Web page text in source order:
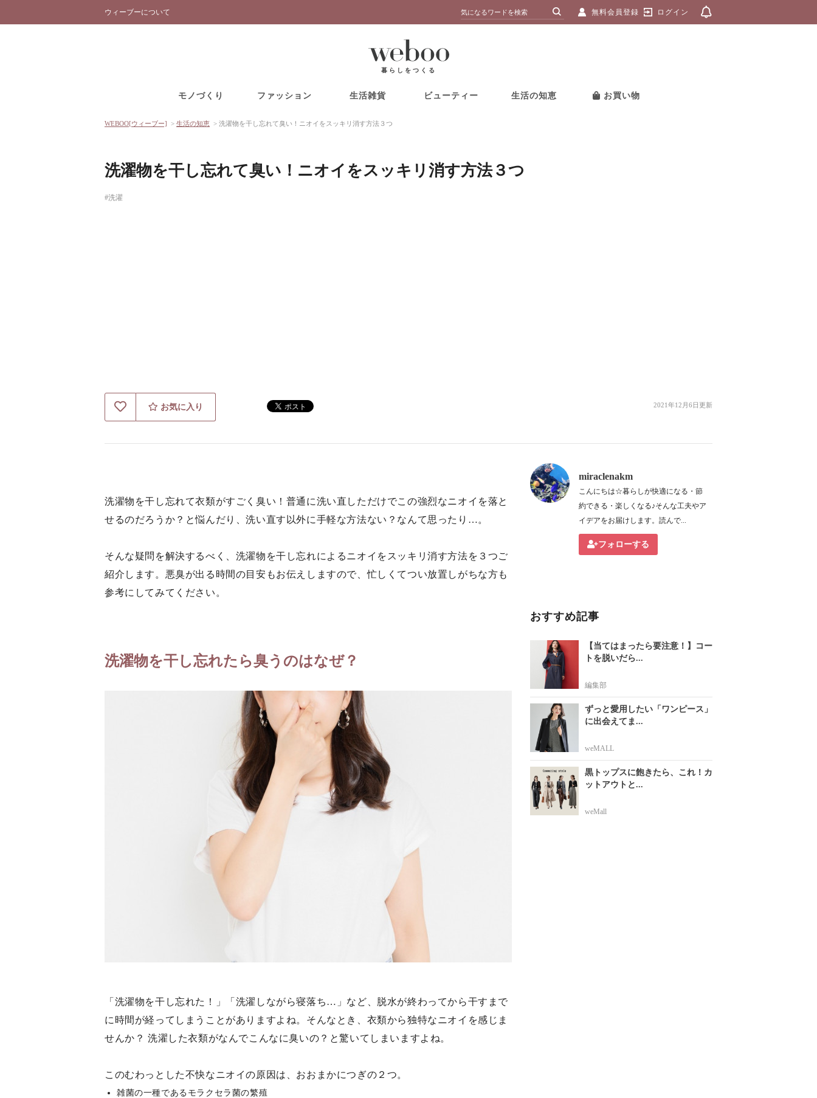
ウィーブーについて 無料会員登録 ログイン
暮らしをつくる
モノづくり ファッション 生活雑貨 ビューティー 生活の知恵 お買い物
WEBOO[ウィーブー] > 生活の知恵 > 洗濯物を干し忘れて臭い！ニオイをスッキリ消す方法３つ
洗濯物を干し忘れて臭い！ニオイをスッキリ消す方法３つ
#洗濯
お気に入り 2021年12月6日更新
洗濯物を干し忘れて衣類がすごく臭い！普通に洗い直しただけでこの強烈なニオイを落と
せるのだろうか？と悩んだり、洗い直す以外に手軽な方法ない？なんて思ったり…。
そんな疑問を解決するべく、洗濯物を干し忘れによるニオイをスッキリ消す方法を３つご
紹介します。悪臭が出る時間の目安もお伝えしますので、忙しくてつい放置しがちな方も
参考にしてみてください。
洗濯物を干し忘れたら臭うのはなぜ？
「洗濯物を干し忘れた！」「洗濯しながら寝落ち…」など、脱水が終わってから干すまで
に時間が経ってしまうことがありますよね。そんなとき、衣類から独特なニオイを感じま
せんか？ 洗濯した衣類がなんでこんなに臭いの？と驚いてしまいますよね。
このむわっとした不快なニオイの原因は、おおまかにつぎの２つ。
雑菌の一種であるモラクセラ菌の繁殖
miraclenakm
こんにちは☆暮らしが快適になる・節
約できる・楽しくなる♪そんな工夫やア
イデアをお届けします。読んで...
フォローする
おすすめ記事
【当てはまったら要注意！】コー
トを脱いだら...
編集部
ずっと愛用したい「ワンピース」
に出会えてま...
weMALL
黒トップスに飽きたら、これ！カ
ットアウトと...
weMall